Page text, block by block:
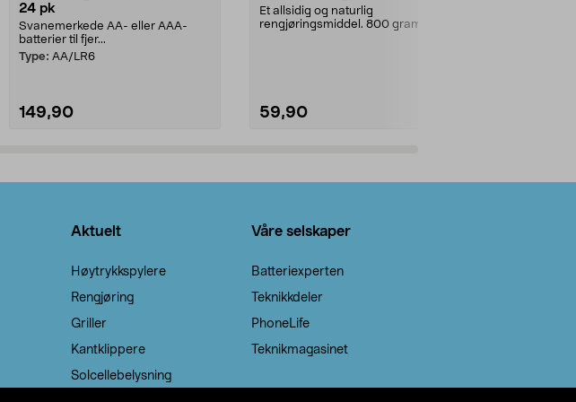
24 pk
Svanemerkede AA- eller AAA-
batterier til fjer...
Type: AA/LR6
149,90
Et allsidig og naturlig
rengjøringsmiddel. 800 gram
59,90
Aktuelt
Høytrykkspylere
Rengjøring
Griller
Kantklippere
Solcellebelysning
Våre selskaper
Batteriexperten
Teknikkdeler
PhoneLife
Teknikmagasinet